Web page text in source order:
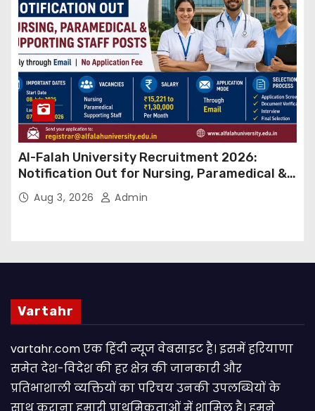
Al-Falah University Recruitment 2026:
Notification Out for Nursing, Paramedical &
Supporting Staff Posts, Apply Through Email
Aug 3, 2026 Admin
Vartahr
vartahr.com एक हिंदी न्यूज वेबसाइट है। इसमें हरियाणा
समेत देश-विदेश की हर क्षेत्र की जानकारी और
प्रतिभाशाली व्यक्तियों का परिचय उनकी उपलब्धियों के
साथ कराना हमारी प्राथमिकताओं में शामिल है। हमने